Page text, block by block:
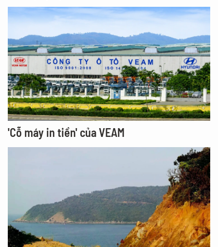
'Cỗ máy in tiền' của VEAM